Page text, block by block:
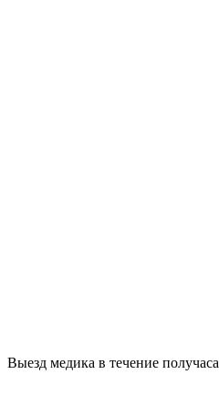
Выезд медика в течение получаса